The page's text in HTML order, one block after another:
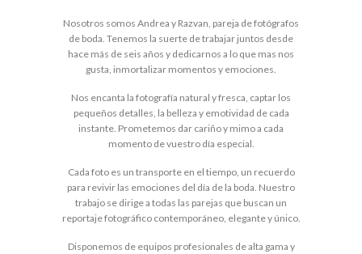
Nosotros somos Andrea y Razvan, pareja de fotógrafos
de boda. Tenemos la suerte de trabajar juntos desde
hace más de seis años y dedicarnos a lo que mas nos
gusta, inmortalizar momentos y emociones.
Nos encanta la fotografía natural y fresca, captar los
pequeños detalles, la belleza y emotividad de cada
instante. Prometemos dar cariño y mimo a cada
momento de vuestro día especial.
Cada foto es un transporte en el tiempo, un recuerdo
para revivir las emociones del día de la boda. Nuestro
trabajo se dirige a todas las parejas que buscan un
reportaje fotográfico contemporáneo, elegante y único.
Disponemos de equipos profesionales de alta gama y